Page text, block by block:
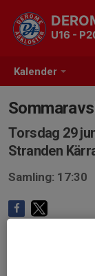
Kalender
U16 -
Torsdag 29
Stranden
Samling: 17:30